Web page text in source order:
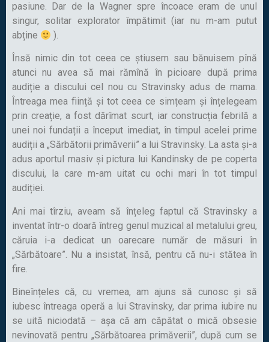
pasiune. Dar de la Wagner spre încoace eram de unul
singur, solitar explorator împătimit (iar nu m-am putut
abține
).
Însă nimic din tot ceea ce știusem sau bănuisem pînă
atunci nu avea să mai rămînă în picioare după prima
audiție a discului cel nou cu Stravinsky adus de mama.
Întreaga mea ființă și tot ceea ce simțeam și înțelegeam
prin creație, a fost dărîmat scurt, iar construcția febrilă a
unei noi fundații a început imediat, în timpul acelei prime
audiții a „Sărbătorii primăverii” a lui Stravinsky. La asta și-a
adus aportul masiv și pictura lui Kandinsky de pe coperta
discului, la care m-am uitat cu ochi mari în tot timpul
audiției.
Ani mai tîrziu, aveam să înțeleg faptul că Stravinsky a
inventat într-o doară întreg genul muzical al metalului greu,
căruia i-a dedicat un oarecare număr de măsuri în
„Sărbătoare”. Nu a insistat, însă, pentru că nu-i stătea în
fire.
Bineînțeles că, cu vremea, am ajuns să cunosc și să
iubesc întreaga operă a lui Stravinsky, dar prima iubire nu
se uită niciodată – așa că am căpătat o mică obsesie
nevinovată pentru „Sărbătoarea primăverii”, după cum se